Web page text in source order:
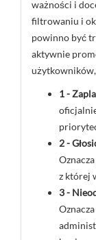
ważności i
filtrowaniu i
powinno być
aktywnie
1 -
2 -
z której
3 -